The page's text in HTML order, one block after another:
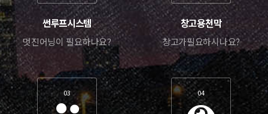
썬루프시스템
멋진어닝이 필요하나요?
창고용천막
창고가필요하시나요?
03 04